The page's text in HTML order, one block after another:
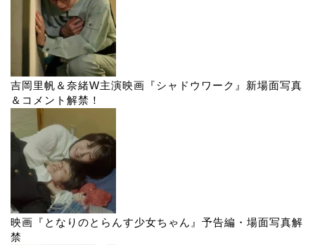
吉岡里帆＆奈緒W主演映画『シャドウワーク』新場面写真
＆コメント解禁！
映画『となりのとらんす少女ちゃん』予告編・場面写真解
禁